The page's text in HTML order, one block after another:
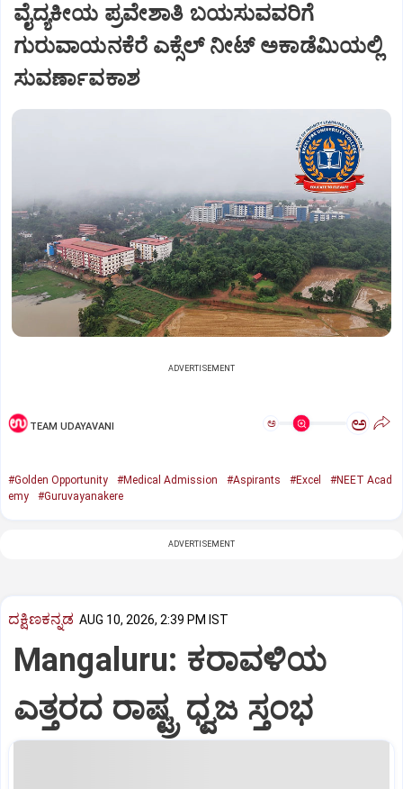
ವೈದ್ಯಕೀಯ ಪ್ರವೇಶಾತಿ ಬಯಸುವವರಿಗೆ
ಗುರುವಾಯನಕೆರೆ ಎಕ್ಸೆಲ್ ನೀಟ್ ಅಕಾಡೆಮಿಯಲ್ಲಿ
ಸುವರ್ಣಾವಕಾಶ
ADVERTISEMENT
TEAM UDAYAVANI ಅ ಅ
#Golden Opportunity #Medical Admission #Aspirants #Excel
#NEET Acad
emy
#Guruvayanakere
ADVERTISEMENT
ದಕ್ಷಿಣಕನ್ನಡ AUG 10, 2026, 2:39 PM IST
Mangaluru: ಕರಾವಳಿಯ
ಎತ್ತರದ ರಾಷ್ಟ್ರ ಧ್ವಜ ಸ್ತಂಭ